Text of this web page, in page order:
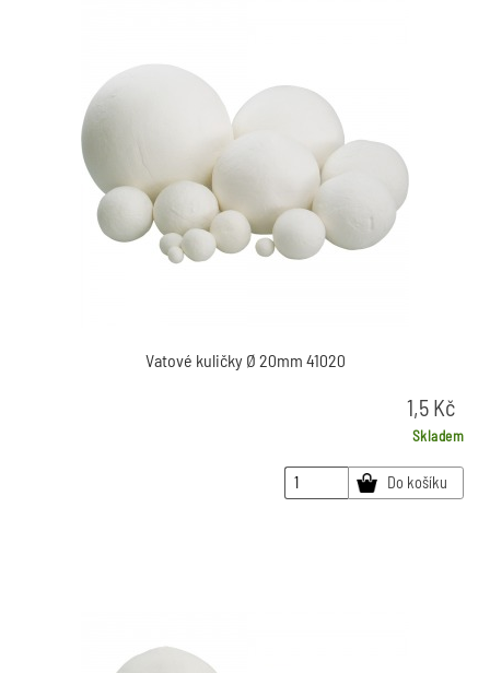
Vatové kuličky Ø 20mm 41020
1,5Kč
Skladem
Do košíku